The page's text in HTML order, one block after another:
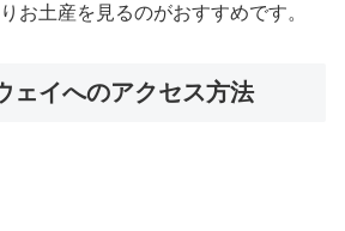
お土産を見るのがおすすめです。
ェイへのアクセス方法